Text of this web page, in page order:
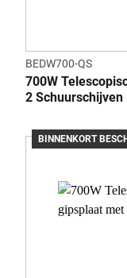
BEDW700-QS
700W
2 Schuurschijven
BINNENKORT